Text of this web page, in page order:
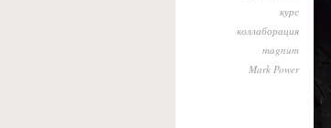
курс
коллаборация
magnum
Mark Power